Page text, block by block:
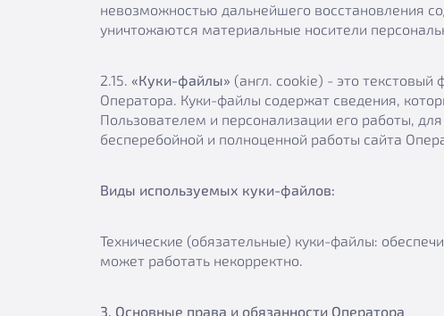
невозможностью дальнейшего восстановления
уничтожаются материальные носители
2.15. «Куки-файлы» (англ. cookie) - это
Оператора. Куки-файлы содержат сведения,
Пользователем и персонализации его работы,
бесперебойной и полноценной работы сайта
Виды используемых куки-файлов:
Технические (обязательные) куки-файлы:
может работать некорректно.
3. Основные права и обязанности Оператора